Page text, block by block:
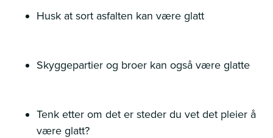
Husk at sort asfalten kan være glatt
Skyggepartier og broer kan også være glatte
Tenk etter om det er steder du vet det pleier å
være glatt?